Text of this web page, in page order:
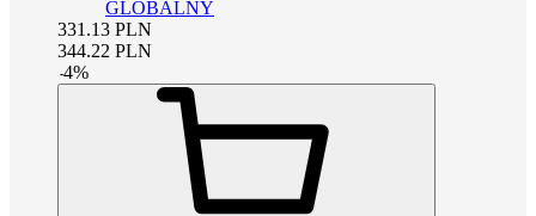
GLOBALNY
331.13 PLN
344.22 PLN
-4%